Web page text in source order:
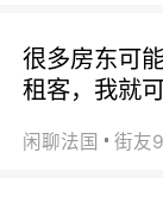
很多房东可
租客，我就
闲聊法国